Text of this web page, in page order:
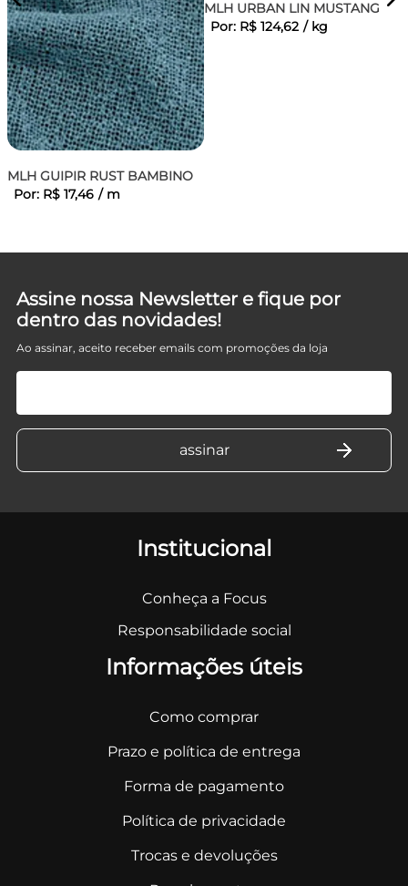
MLH GUIPIR RUST BAMBINO
Por: R$ 17,46 / m
MLH URBAN LIN MUSTANG
Por: R$ 124,62 / kg
Assine nossa Newsletter e fique por
dentro das novidades!
Ao assinar, aceito receber emails com promoções da loja
Institucional
Conheça a Focus
Responsabilidade social
Informações úteis
Como comprar
Prazo e política de entrega
Forma de pagamento
Política de privacidade
Trocas e devoluções